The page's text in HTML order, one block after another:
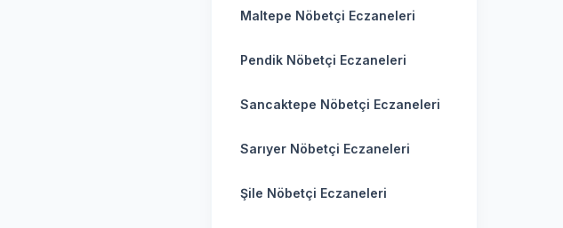
Maltepe Nöbetçi Eczaneleri
Pendik Nöbetçi Eczaneleri
Sancaktepe Nöbetçi Eczaneleri
Sarıyer Nöbetçi Eczaneleri
Şile Nöbetçi Eczaneleri